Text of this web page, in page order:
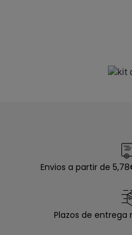
Envios a partir de
Plazos de